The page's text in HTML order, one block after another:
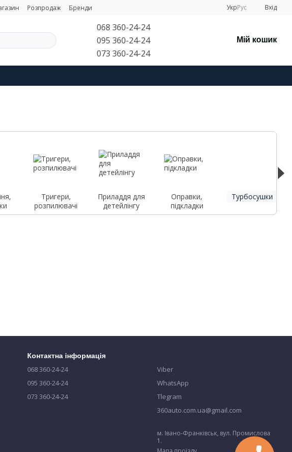
Розпродаж Бренди УкрРус Вхід
068 360-24-24
095 360-24-24
073 360-24-24
Мій кошик
Тригери,
розпилювачі
Приладдя для
детейлінгу
Оправки,
підкладки
Турбосушки
Контактна інформація
068 360-24-24
095 360-24-24
073 360-24-24
Viber
WhatsApp
Tlegram
360auto.com.ua@gmail.com
м. Івано-Франківськ, вул. Промислова
1.